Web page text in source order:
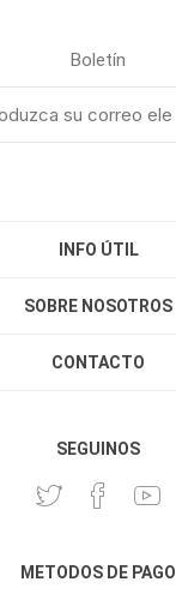
Boletín
INFO ÚTIL
SOBRE NOSOTROS
CONTACTO
SEGUINOS
METODOS DE PAGO